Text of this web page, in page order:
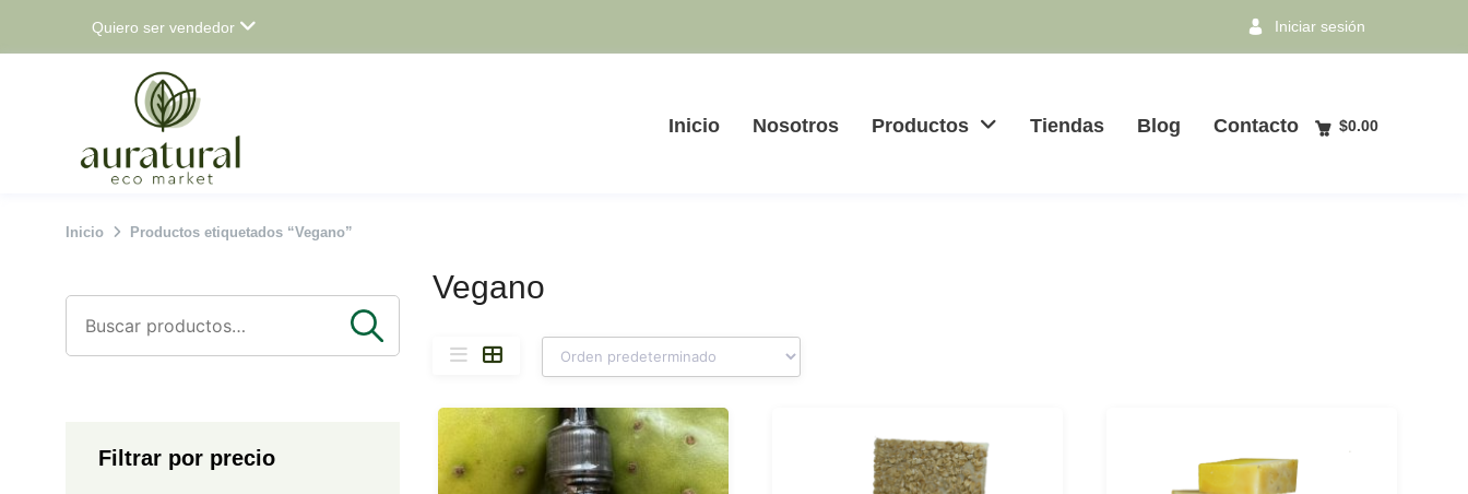
Quiero ser vendedor Iniciar sesión
Inicio Nosotros Productos Tiendas Blog Contacto $0.00
Inicio Productos etiquetados “Vegano”
Vegano
por:
Filtrar por precio